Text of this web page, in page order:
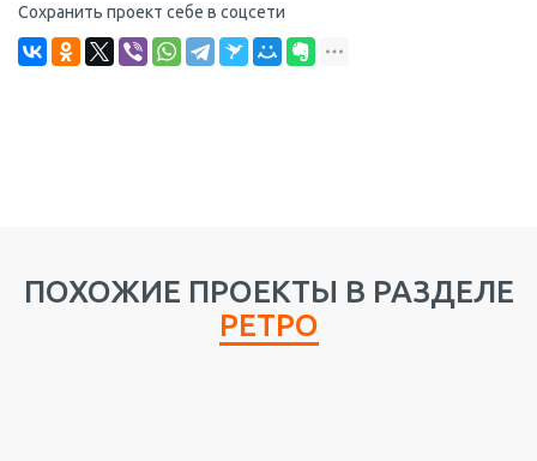
Сохранить проект себе в соцсети
ПОХОЖИЕ ПРОЕКТЫ В РАЗДЕЛЕ
РЕТРО